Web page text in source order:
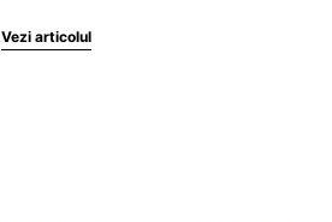
Vezi articolul